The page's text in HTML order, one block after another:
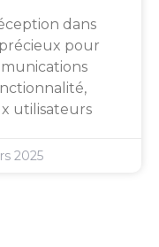
dans
pour
utilisateurs
2025